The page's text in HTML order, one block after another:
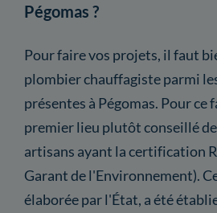
Pégomas ?
Pour faire vos projets, il faut
plombier chauffagiste parmi
présentes à Pégomas. Pour ce
premier lieu plutôt conseillé
artisans ayant la certification
Garant de l'Environnement).
élaborée par l'État, a été